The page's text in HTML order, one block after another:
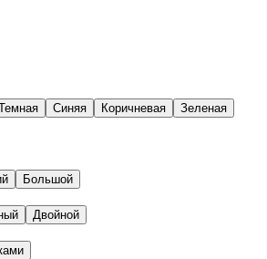
Синяя Коричневая Зеленая
Большой
Двойной